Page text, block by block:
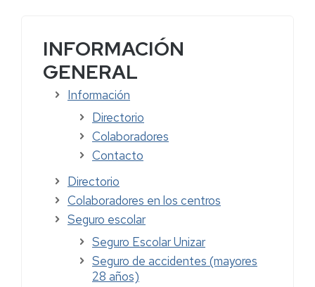
INFORMACIÓN
GENERAL
Información
Directorio
Colaboradores
Contacto
Directorio
Colaboradores en los centros
Seguro escolar
Seguro Escolar Unizar
Seguro de accidentes (mayores
28 años)